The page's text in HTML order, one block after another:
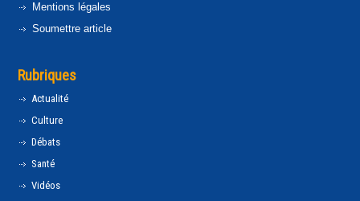
Mentions légales
Soumettre article
Rubriques
Actualité
Culture
Débats
Santé
Vidéos